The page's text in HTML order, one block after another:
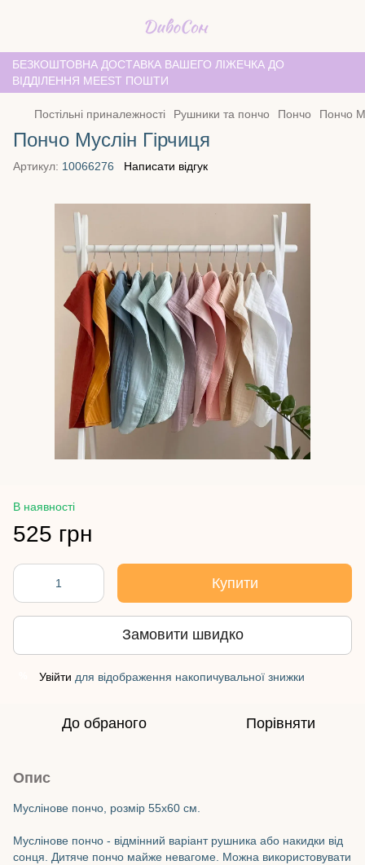
БЕЗКОШТОВНА ДОСТАВКА ВАШЕГО ЛІЖЕЧКА ДО
ВІДДІЛЕННЯ MEEST ПОШТИ
Постільні приналежності Рушники та пончо Пончо Пончо
Пончо Муслін Гірчиця
Артикул: 10066276 Написати відгук
В наявності
525 грн
Купити
Замовити швидко
Увійти для відображення накопичувальної знижки
До обраного Порівняти
Опис
Муслінове пончо, розмір 55х60 см.
Муслінове пончо - відмінний варіант рушника або накидки від
сонця. Дитяче пончо майже невагоме. Можна використовувати